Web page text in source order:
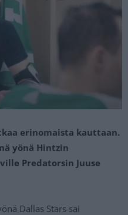
erinomaista kauttaan.
yönä Hintzin
Predatorsin Juuse
Dallas Stars sai